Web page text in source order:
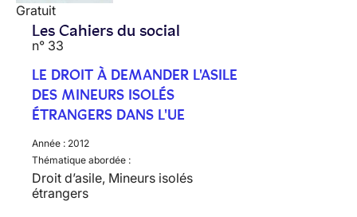
Gratuit
Les Cahiers du social
n° 33
LE DROIT À DEMANDER L'ASILE
DES MINEURS ISOLÉS
ÉTRANGERS DANS L'UE
Année : 2012
Thématique abordée :
Droit d’asile, Mineurs isolés
étrangers